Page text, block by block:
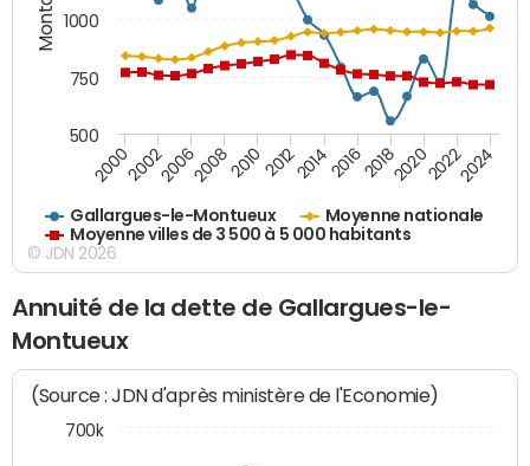
Gallargues-le-Montueux
Moyenne nationale
Moyenne villes de 3 500 à 5 000 habitants
200020022006200820102012201420162018202020222024
500
750
1000
© JDN 2026
Annuité de la dette de Gallargues-le-
Montueux
(Source : JDN d'après ministère de l'Economie)
700k